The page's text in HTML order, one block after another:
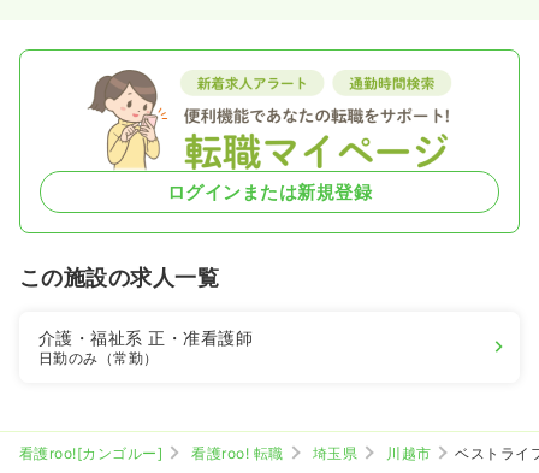
ログインまたは新規登録
この施設の求人一覧
介護・福祉系正・准看護師
日勤のみ（常勤）
看護roo![カンゴルー] 看護roo! 転職 埼玉県 川越市
ベストライ